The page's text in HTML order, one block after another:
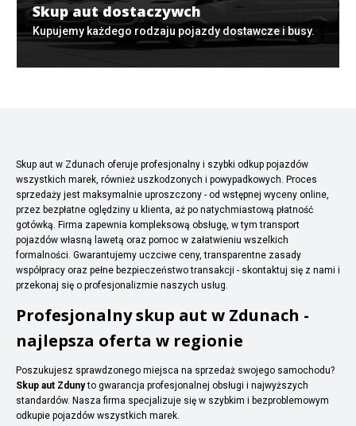
Skup aut dostaczywch
Kupujemy każdego rodzaju pojazdy dostawcze i busy.
Skup aut w Zdunach oferuje profesjonalny i szybki odkup pojazdów
wszystkich marek, również uszkodzonych i powypadkowych. Proces
sprzedaży jest maksymalnie uproszczony - od wstępnej wyceny online,
przez bezpłatne oględziny u klienta, aż po natychmiastową płatność
gotówką. Firma zapewnia kompleksową obsługę, w tym transport
pojazdów własną lawetą oraz pomoc w załatwieniu wszelkich
formalności. Gwarantujemy uczciwe ceny, transparentne zasady
współpracy oraz pełne bezpieczeństwo transakcji - skontaktuj się z nami i
przekonaj się o profesjonalizmie naszych usług.
Profesjonalny skup aut w Zdunach -
najlepsza oferta w regionie
Poszukujesz sprawdzonego miejsca na sprzedaż swojego samochodu?
Skup aut Zdunyto gwarancja profesjonalnej obsługi i najwyższych
standardów. Nasza firma specjalizuje się w szybkim i bezproblemowym
odkupie pojazdów wszystkich marek.